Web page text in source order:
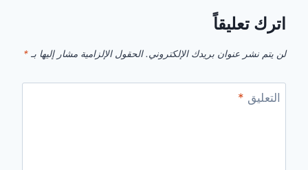
اترك تعليقاً
لن يتم نشر عنوان بريدك الإلكتروني. الحقول الإلزامية مشار إليها بـ *
التعليق *